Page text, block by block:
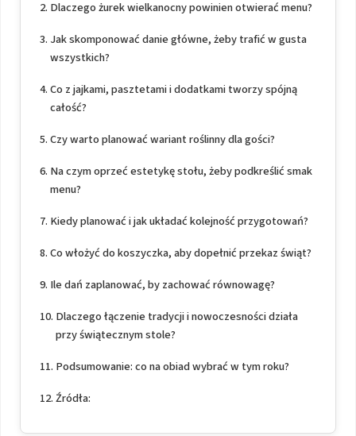
Dlaczego żurek wielkanocny powinien otwierać menu?
Jak skomponować danie główne, żeby trafić w gusta
wszystkich?
Co z jajkami, pasztetami i dodatkami tworzy spójną
całość?
Czy warto planować wariant roślinny dla gości?
Na czym oprzeć estetykę stołu, żeby podkreślić smak
menu?
Kiedy planować i jak układać kolejność przygotowań?
Co włożyć do koszyczka, aby dopełnić przekaz świąt?
Ile dań zaplanować, by zachować równowagę?
Dlaczego łączenie tradycji i nowoczesności działa
przy świątecznym stole?
Podsumowanie: co na obiad wybrać w tym roku?
Źródła: